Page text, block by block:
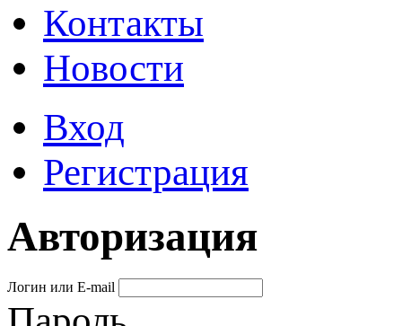
Контакты
Новости
Вход
Регистрация
Авторизация
Логин или E-mail